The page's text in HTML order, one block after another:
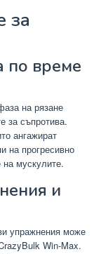
за
по време
на рязане
за съпротива.
ангажират
на прогресивно
на мускулите.
и
упражнения може
Win-Max.